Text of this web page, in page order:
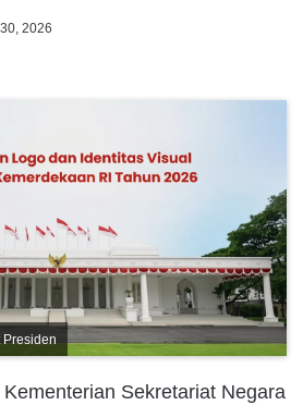
2026
Presiden
Sekretariat Negara